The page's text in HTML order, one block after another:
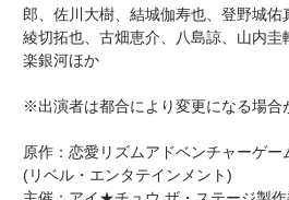
郎、佐川大樹、結城伽寿也、登野城佑
綾切拓也、古畑恵介、八島諒、山内圭
楽銀河ほか
※出演者は都合により変更になる場合
原作：恋愛リズムアドベンチャーゲー
(リベル・エンタテインメント)